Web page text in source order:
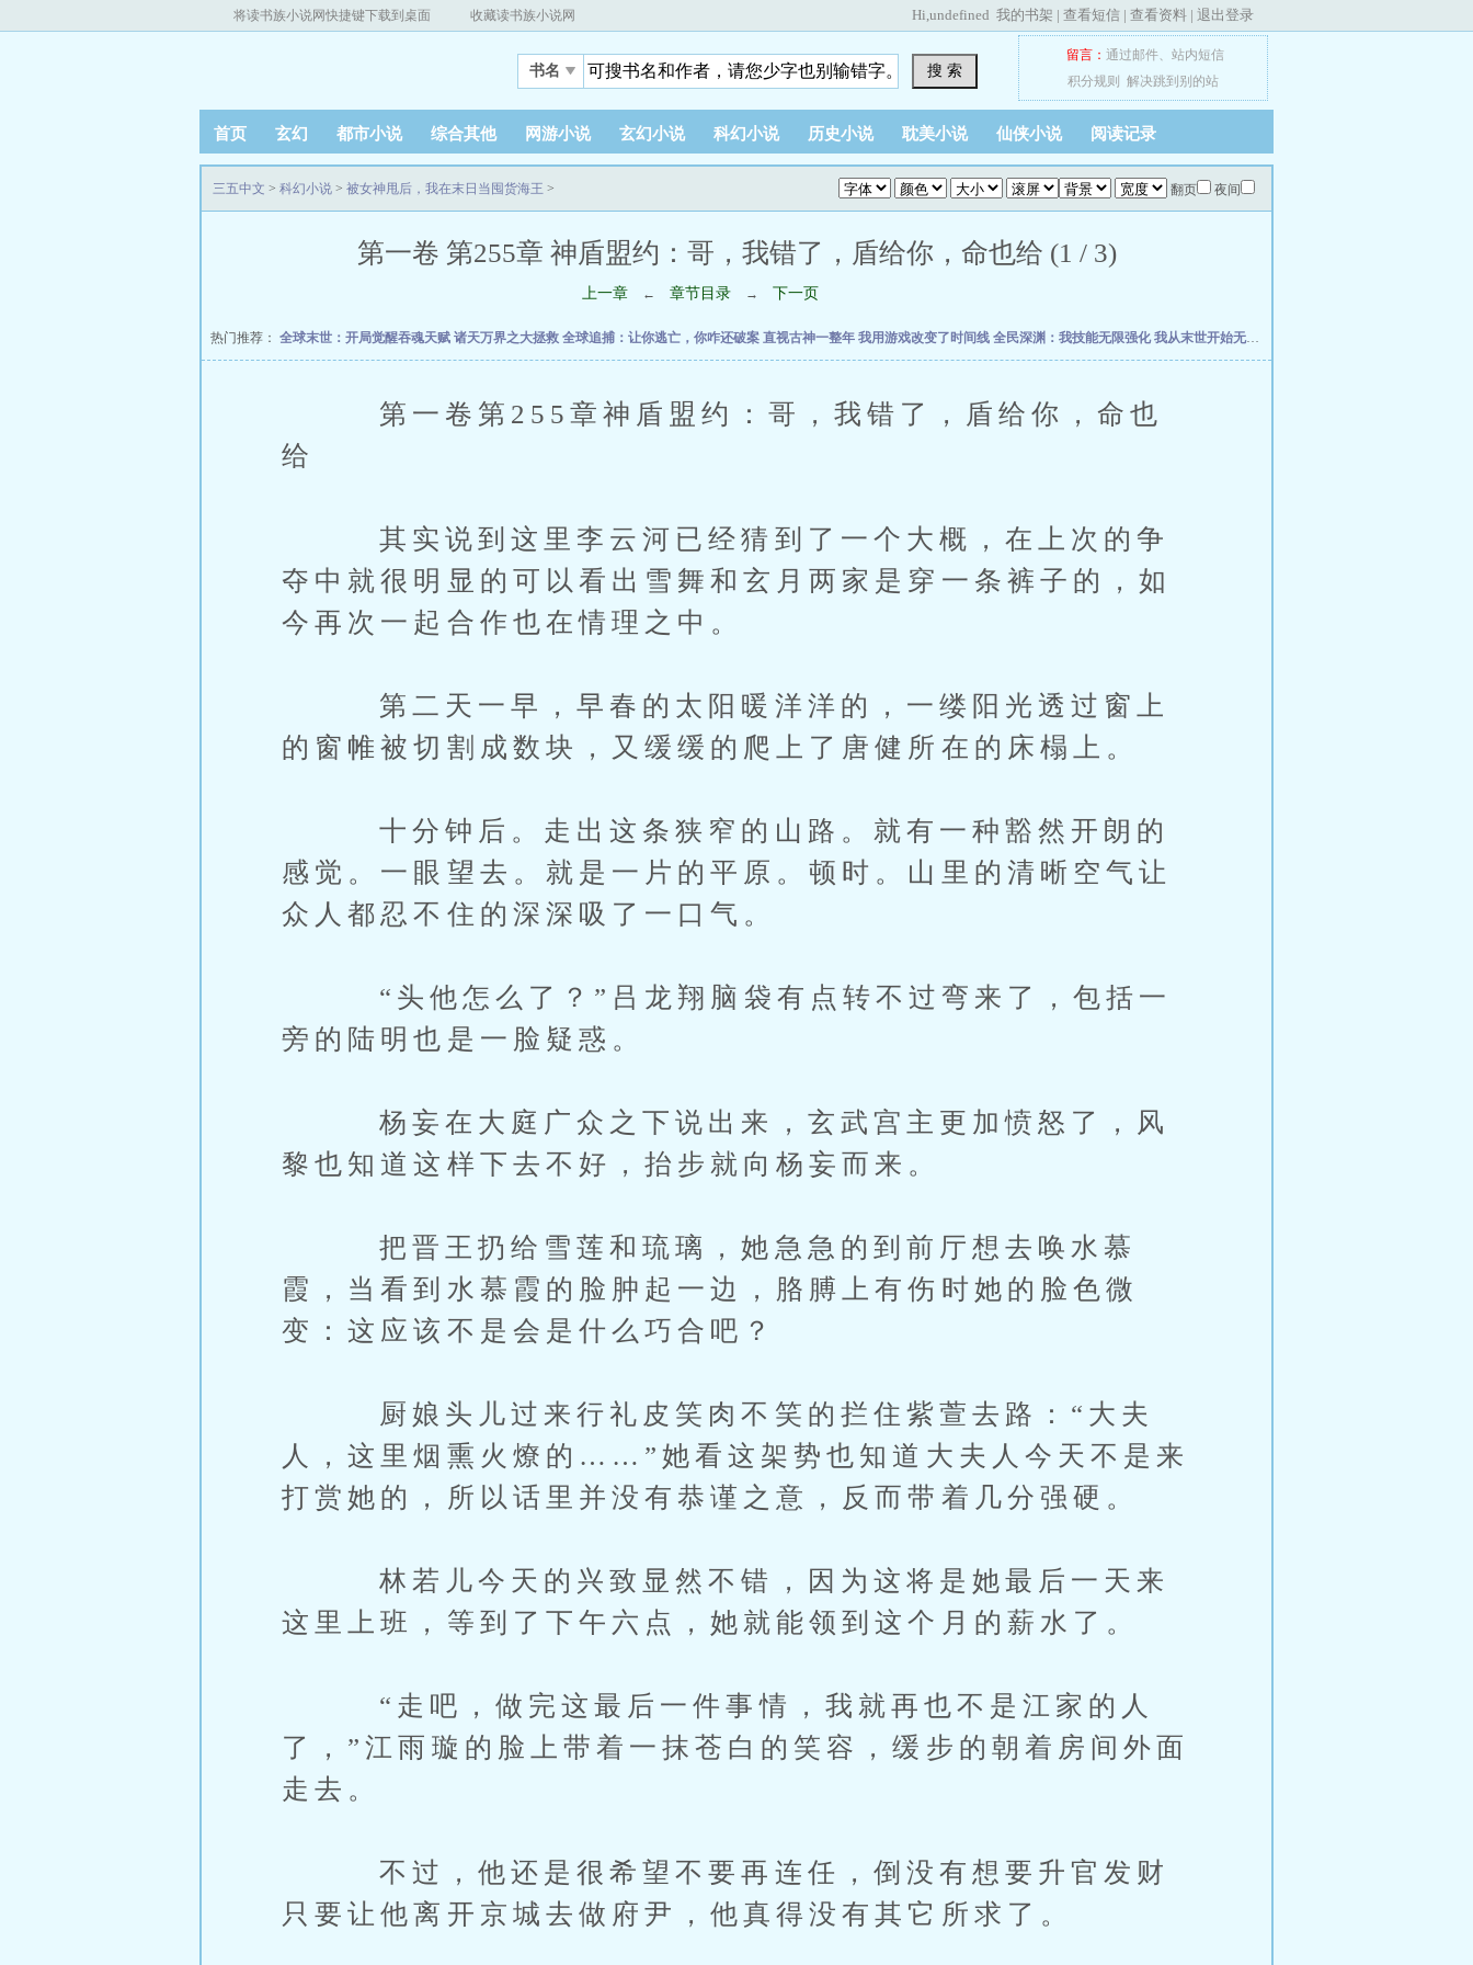
将读书族小说网快捷键下载到桌面 收藏读书族小说网 Hi,undefined 我的书架 | 查看短信 | 查看资料 | 退出登录
书名 搜 索
留言： 通过邮件、 站内短信
积分规则
解决跳到别的站
首页 玄幻 都市小说 综合其他 网游小说 玄幻小说 科幻小说 历史小说 耽美小说 仙侠小说 阅读记录
翻页 夜间
三五中文 > 科幻小说 > 被女神甩后，我在末日当囤货海王 >
第一卷 第255章 神盾盟约：哥，我错了，盾给你，命也给 (1 / 3)
上一章 ← 章节目录 → 下一页
热门推荐： 全球末世：开局觉醒吞魂天赋 诸天万界之大拯救 全球追捕：让你逃亡，你咋还破案 直视古神一整年 我用游戏改变了时间线 全民深渊：我技能无限强化我从末世开始无敌
第一卷第255章神盾盟约：哥，我错了，盾给你，命也
给
其实说到这里李云河已经猜到了一个大概，在上次的争
夺中就很明显的可以看出雪舞和玄月两家是穿一条裤子的，如
今再次一起合作也在情理之中。
第二天一早，早春的太阳暖洋洋的，一缕阳光透过窗上
的窗帷被切割成数块，又缓缓的爬上了唐健所在的床榻上。
十分钟后。走出这条狭窄的山路。就有一种豁然开朗的
感觉。一眼望去。就是一片的平原。顿时。山里的清晰空气让
众人都忍不住的深深吸了一口气。
“头他怎么了？”吕龙翔脑袋有点转不过弯来了，包括一
旁的陆明也是一脸疑惑。
杨妄在大庭广众之下说出来，玄武宫主更加愤怒了，风
黎也知道这样下去不好，抬步就向杨妄而来。
把晋王扔给雪莲和琉璃，她急急的到前厅想去唤水慕
霞，当看到水慕霞的脸肿起一边，胳膊上有伤时她的脸色微
变：这应该不是会是什么巧合吧？
厨娘头儿过来行礼皮笑肉不笑的拦住紫萱去路：“大夫
人，这里烟熏火燎的……”她看这架势也知道大夫人今天不是来
打赏她的，所以话里并没有恭谨之意，反而带着几分强硬。
林若儿今天的兴致显然不错，因为这将是她最后一天来
这里上班，等到了下午六点，她就能领到这个月的薪水了。
“走吧，做完这最后一件事情，我就再也不是江家的人
了，”江雨璇的脸上带着一抹苍白的笑容，缓步的朝着房间外面
走去。
不过，他还是很希望不要再连任，倒没有想要升官发财
只要让他离开京城去做府尹，他真得没有其它所求了。